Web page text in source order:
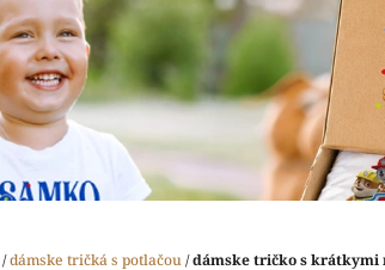
/dámske tričká s potlačou/dámske tričko s krátkymi